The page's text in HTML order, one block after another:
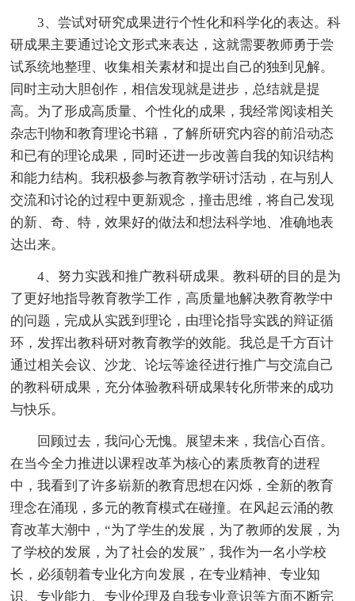
3、尝试对研究成果进行个性化和科学化的表达。科
研成果主要通过论文形式来表达，这就需要教师勇于尝
试系统地整理、收集相关素材和提出自己的独到见解。
同时主动大胆创作，相信发现就是进步，总结就是提
高。为了形成高质量、个性化的成果，我经常阅读相关
杂志刊物和教育理论书籍，了解所研究内容的前沿动态
和已有的理论成果，同时还进一步改善自我的知识结构
和能力结构。我积极参与教育教学研讨活动，在与别人
交流和讨论的过程中更新观念，撞击思维，将自己发现
的新、奇、特，效果好的做法和想法科学地、准确地表
达出来。
4、努力实践和推广教科研成果。教科研的目的是为
了更好地指导教育教学工作，高质量地解决教育教学中
的问题，完成从实践到理论，由理论指导实践的辩证循
环，发挥出教科研对教育教学的效能。我总是千方百计
通过相关会议、沙龙、论坛等途径进行推广与交流自己
的教科研成果，充分体验教科研成果转化所带来的成功
与快乐。
回顾过去，我问心无愧。展望未来，我信心百倍。
在当今全力推进以课程改革为核心的素质教育的进程
中，我看到了许多崭新的教育思想在闪烁，全新的教育
理念在涌现，多元的教育模式在碰撞。在风起云涌的教
育改革大潮中，“为了学生的发展，为了教师的发展，为
了学校的发展，为了社会的发展”，我作为一名小学校
长，必须朝着专业化方向发展，在专业精神、专业知
识、专业能力、专业伦理及自我专业意识等方面不断完